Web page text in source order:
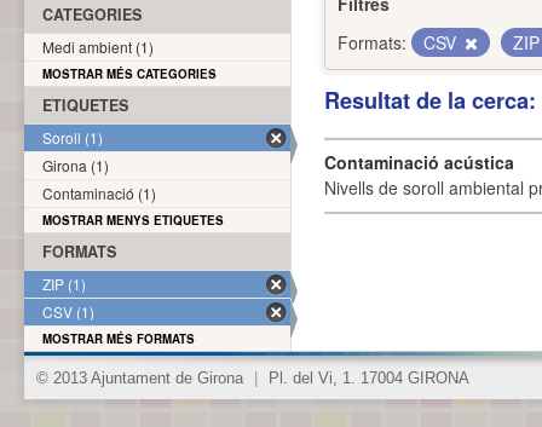
Formats:
CSV
Resultat de la
Contaminació acústica
Nivells de soroll ambiental
CATEGORIES
Medi ambient (1)
MOSTRAR MÉS CATEGORIES
ETIQUETES
Soroll (1)
Girona (1)
Contaminació (1)
MOSTRAR MENYS ETIQUETES
FORMATS
ZIP (1)
CSV (1)
MOSTRAR MÉS FORMATS
© 2013 Ajuntament de Girona Pl. del Vi, 1. 17004 GIRONA